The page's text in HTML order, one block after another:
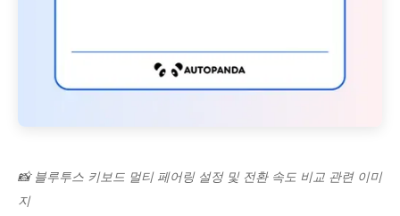
📸 블루투스 키보드 멀티 페어링 설정 및 전환 속도 비교 관련 이미
지